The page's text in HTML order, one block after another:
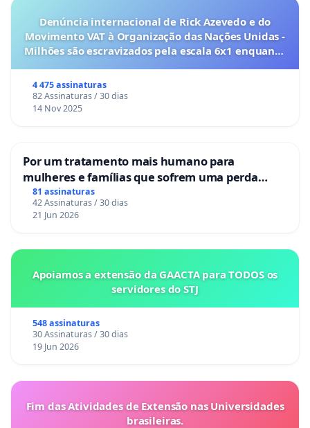
Denúncia internacional de Rick Azevedo e do
Movimento VAT à Organização das Nações Unidas -
Milhões são escravizados pela escala 6x1 enquanto
4 475 assinaturas
82 Assinaturas / 30 dias
14 Nov 2025
Por um tratamento mais humano para
mulheres e famílias que sofrem uma perda
gestacional nos hospitais portugueses
81 assinaturas
42 Assinaturas / 30 dias
21 Jun 2026
Apoiamos a extensão da GAACTA para TODOS os
servidores do STJ
548 assinaturas
30 Assinaturas / 30 dias
19 Jun 2026
Fim das Atividades de Extensão nas Universidades
brasileiras.